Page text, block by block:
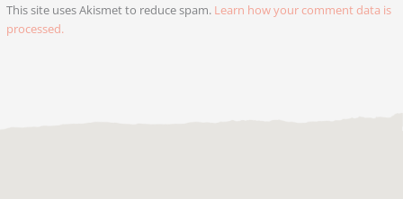
This site uses Akismet to reduce spam. Learn how your comment data is
processed.